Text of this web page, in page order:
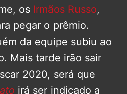
os Irmãos Russo,
pegar o prêmio.
da equipe subiu ao
Mais tarde irão sair
2020, será que
irá ser indicado a